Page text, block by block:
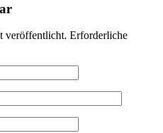
veröffentlicht. Erforderliche